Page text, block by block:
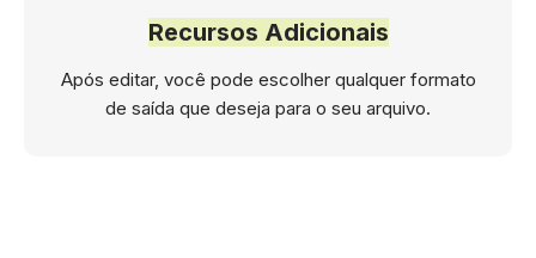
Recursos Adicionais
Após editar, você pode escolher qualquer formato
de saída que deseja para o seu arquivo.